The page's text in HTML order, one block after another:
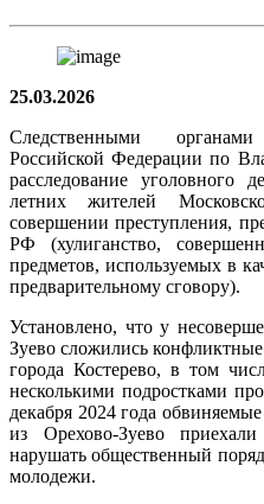
25.03.2026
Следственными
Российской Федерации по
расследование
летних жителей
совершении преступления,
РФ (хулиганство,
предметов, используемых в
предварительному сговору).
Установлено, что у
Зуево сложились
города Костерево, в том
несколькими подростками
декабря 2024 года
из Орехово-Зуево
нарушать общественный
молодежи.